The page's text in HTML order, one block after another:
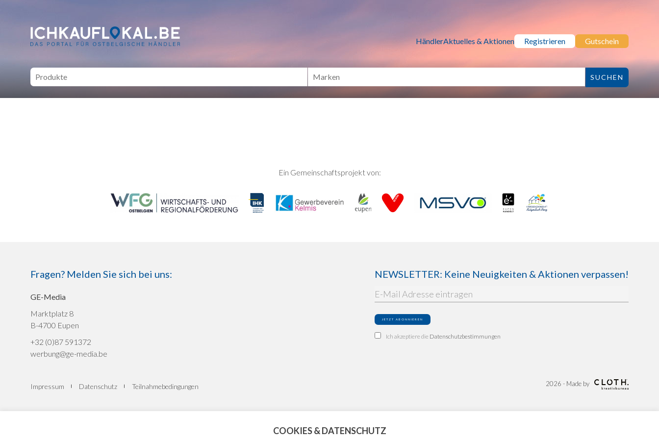
ich kauf lokal - Bei lokalen Händlern online Shoppen HändlerAktuelles & Aktionen Registrieren Gutschein
Ein Gemeinschaftsprojekt von:
Fragen? Melden Sie sich bei uns:
GE-Media
Marktplatz 8
B-4700 Eupen
+32 (0)87 591372
werbung@ge-media.be
NEWSLETTER: Keine Neuigkeiten & Aktionen verpassen!
Ich akzeptiere die Datenschutzbestimmungen
Impressum Datenschutz Teilnahmebedingungen 2026 - Made by
COOKIES & DATENSCHUTZ